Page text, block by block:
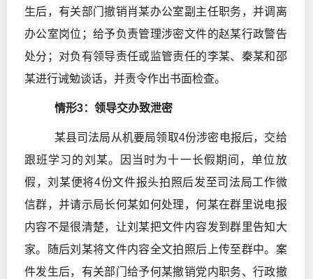
生后，有关部门撤销肖某办公室副主任职务，并调离
办公室岗位；给予负责管理涉密文件的赵某行政警告
处分；对负有领导责任或监管责任的李某、秦某和邵
某进行诫勉谈话，并责令作出书面检查。
情形3：领导交办致泄密
某县司法局从机要局领取4份涉密电报后，交给
跟班学习的刘某。因当时为十一长假期间，单位放
假，刘某便将4份文件报头拍照后发至司法局工作微
信群，并请示局长何某如何处理，何某在群里说电报
内容不是很清楚，让刘某把文件内容发到群里告知大
家。随后刘某将文件内容全文拍照后上传至群中。案
件发生后，有关部门给予何某撤销党内职务、行政撤